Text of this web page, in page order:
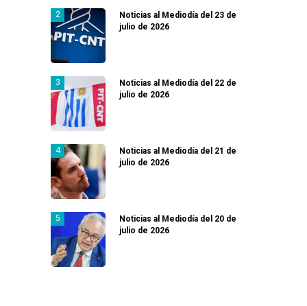
Noticias al Mediodía del 23 de
julio de 2026
Noticias al Mediodía del 22 de
julio de 2026
Noticias al Mediodía del 21 de
julio de 2026
Noticias al Mediodía del 20 de
julio de 2026